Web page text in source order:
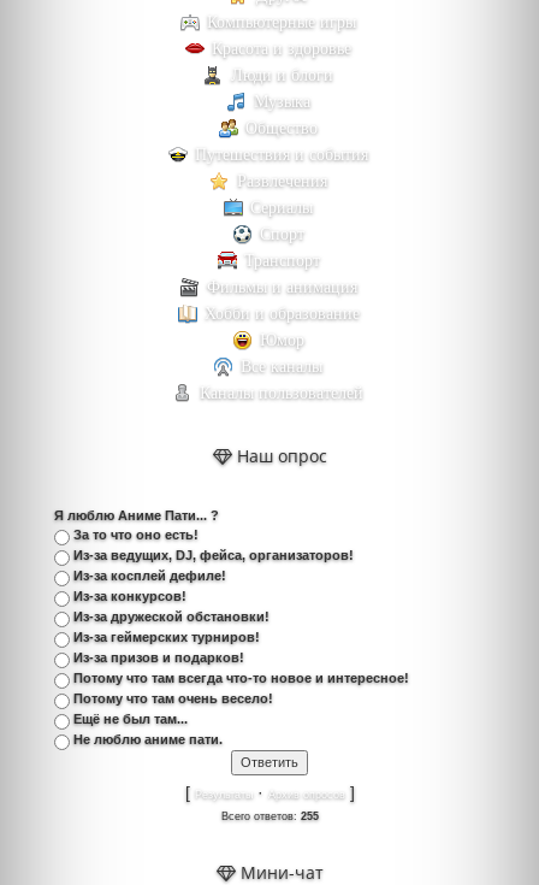
Компьютерные игры
Красота и здоровье
Люди и блоги
Музыка
Общество
Путешествия и события
Развлечения
Сериалы
Спорт
Транспорт
Фильмы и анимация
Хобби и образование
Юмор
Все каналы
Каналы пользователей
Наш опрос
Я люблю Аниме Пати... ?
За то что оно есть!
Из-за ведущих, DJ, фейса, организаторов!
Из-за косплей дефиле!
Из-за конкурсов!
Из-за дружеской обстановки!
Из-за геймерских турниров!
Из-за призов и подарков!
Потому что там всегда что-то новое и интересное!
Потому что там очень весело!
Ещё не был там...
Не люблю аниме пати.
[ Результаты · Архив опросов]
Всего ответов: 255
Мини-чат